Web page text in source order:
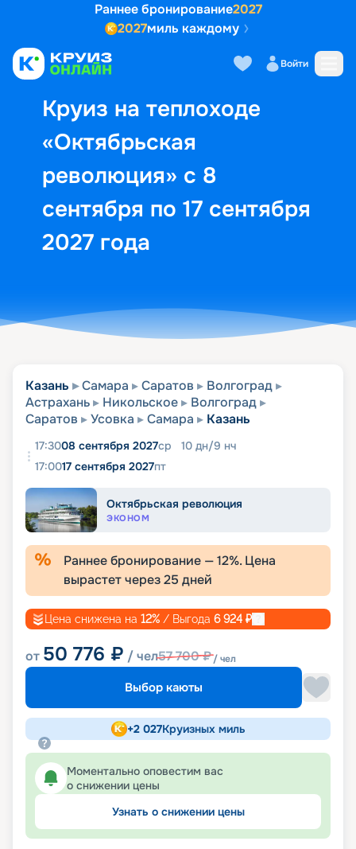
Раннее бронирование2027
2027миль каждому
Войти
Круиз на теплоходе
«Октябрьская
революция» с 8
сентября по 17 сентября
2027 года
Выбор кают Маршрут и
Казань Самара Саратов
Волгоград
Астрахань
Никольское
Волгоград
Саратов
Усовка Самара Казань
17:3008 сентября 2027ср 10 дн/9 нч
17:0017 сентября 2027пт
Октябрьская революция
ЭКОНОМ
Раннее бронирование —12%. Цена
вырастет через25 дней
Цена снижена на 12% / Выгода 6 924 ₽
от 50 776 ₽ / чел57 700₽/ чел
Выбор каюты
+2 027Круизных миль
Моментально оповестим вас
о снижении цены
Узнать о снижении цены